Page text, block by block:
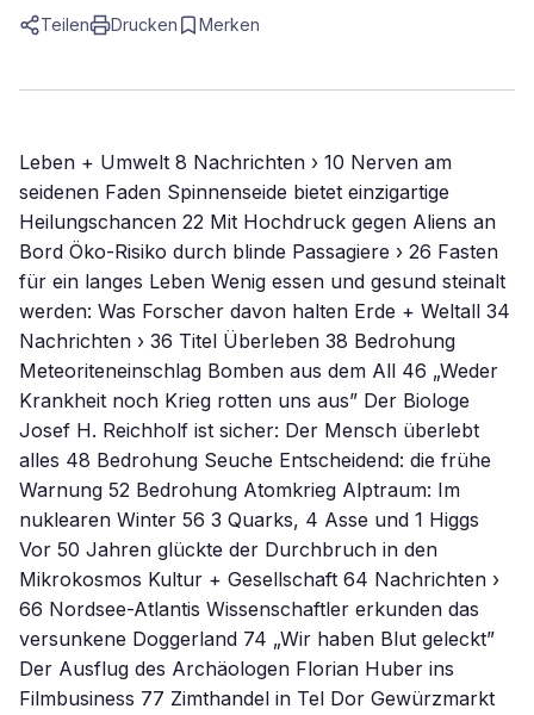
Teilen Drucken Merken
Leben + Umwelt 8 Nachrichten › 10 Nerven am
seidenen Faden Spinnenseide bietet einzigartige
Heilungschancen 22 Mit Hochdruck gegen Aliens an
Bord Öko-Risiko durch blinde Passagiere › 26 Fasten
für ein langes Leben Wenig essen und gesund steinalt
werden: Was Forscher davon halten Erde + Weltall 34
Nachrichten › 36 Titel Überleben 38 Bedrohung
Meteoriteneinschlag Bomben aus dem All 46 „Weder
Krankheit noch Krieg rotten uns aus” Der Biologe
Josef H. Reichholf ist sicher: Der Mensch überlebt
alles 48 Bedrohung Seuche Entscheidend: die frühe
Warnung 52 Bedrohung Atomkrieg Alptraum: Im
nuklearen Winter 56 3 Quarks, 4 Asse und 1 Higgs
Vor 50 Jahren glückte der Durchbruch in den
Mikrokosmos Kultur + Gesellschaft 64 Nachrichten ›
66 Nordsee-Atlantis Wissenschaftler erkunden das
versunkene Doggerland 74 „Wir haben Blut geleckt”
Der Ausflug des Archäologen Florian Huber ins
Filmbusiness 77 Zimthandel in Tel Dor Gewürzmarkt